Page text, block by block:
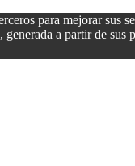
para mejorar sus
a partir de